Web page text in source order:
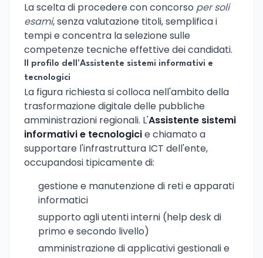
La scelta di procedere con concorso per soli
esami, senza valutazione titoli, semplifica i
tempi e concentra la selezione sulle
competenze tecniche effettive dei candidati.
Il profilo dell'Assistente sistemi informativi e
tecnologici
La figura richiesta si colloca nell'ambito della
trasformazione digitale delle pubbliche
amministrazioni regionali. L'Assistente sistemi
informativi e tecnologicie chiamato a
supportare l'infrastruttura ICT dell'ente,
occupandosi tipicamente di:
gestione e manutenzione di reti e apparati
informatici
supporto agli utenti interni (help desk di
primo e secondo livello)
amministrazione di applicativi gestionali e